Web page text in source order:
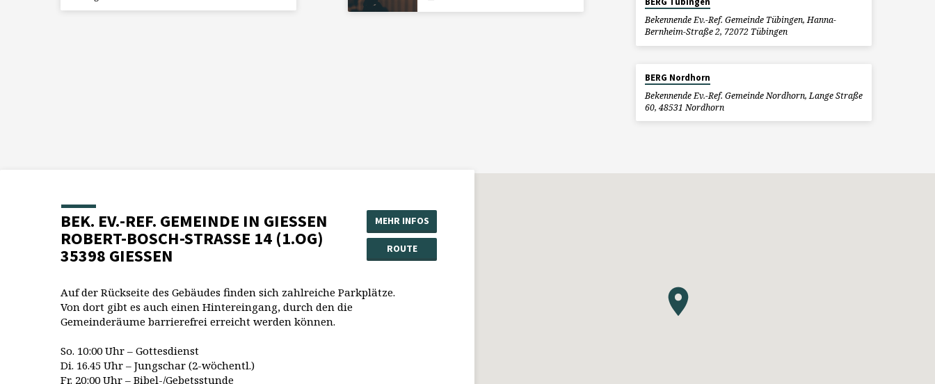
Bekennende Ev.-Ref. Gemeinde Tübingen, Hanna-
Bernheim-Straße 2, 72072 Tübingen
BERG Nordhorn
Bekennende Ev.-Ref. Gemeinde Nordhorn, Lange Straße
60, 48531 Nordhorn
BEK. EV.-REF. GEMEINDE IN GIESSEN
ROBERT-BOSCH-STRASSE 14 (1.OG)
35398 GIESSEN
MEHR INFOS
ROUTE
Auf der Rückseite des Gebäudes finden sich zahlreiche Parkplätze.
Von dort gibt es auch einen Hintereingang, durch den die
Gemeinderäume barrierefrei erreicht werden können.
So. 10:00 Uhr – Gottesdienst
Di. 16.45 Uhr – Jungschar (2-wöchentl.)
Fr. 20:00 Uhr – Bibel-/Gebetsstunde